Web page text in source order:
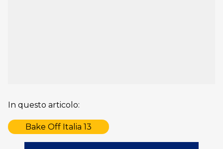
In questo articolo:
Bake Off Italia 13